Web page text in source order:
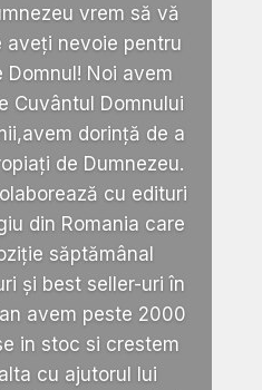
vrem să vă
nevoie pentru
Domnul! Noi avem
Cuvântul Domnului
dorință de a
de Dumnezeu.
cu edituri
din Romania care
săptămânal
și best seller-uri în
avem peste 2000
in stoc si crestem
cu ajutorul lui